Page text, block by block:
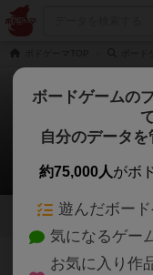
6
ボードゲームの
自分のデータを
約75,000人がボ
遊んだボー
気になるゲー
お気に入り作